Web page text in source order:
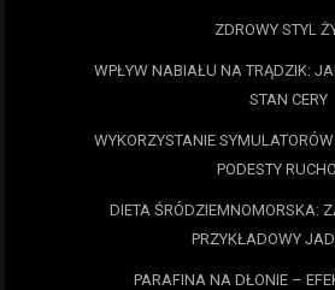
ZDROWY STYL
WPŁYW NABIAŁU NA TRĄDZIK:
STAN CERY
WYKORZYSTANIE
PODESTY
DIETA ŚRÓDZIEMNOMORSKA:
PRZYKŁADOWY
PARAFINA NA DŁONIE –